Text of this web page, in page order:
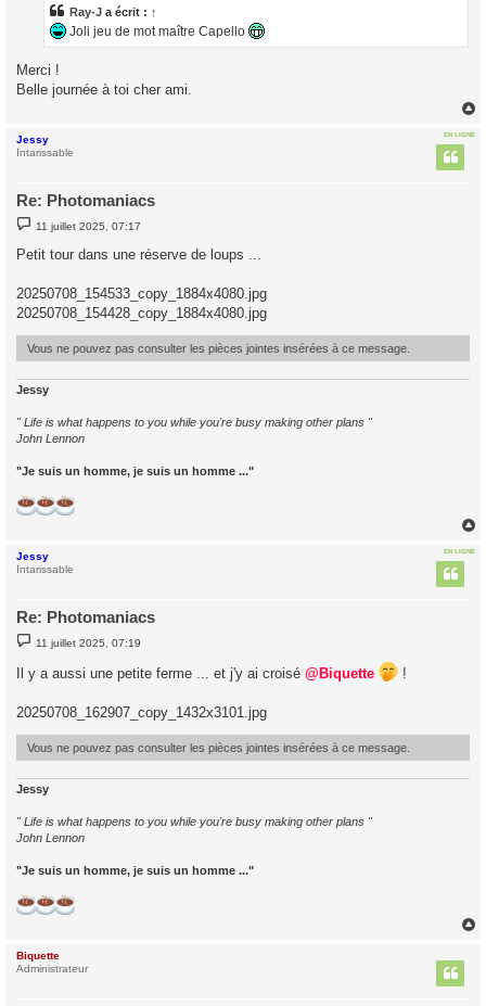
Ray-J a écrit : ↑
Joli jeu de mot maître Capello
Merci !
Belle journée à toi cher ami.
EN LIGNE
Jessy
Intarissable
Re: Photomaniacs
M
e
s
g
e
11 juillet 2025, 07:17
Petit tour dans une réserve de loups ...
20250708_154533_copy_1884x4080.jpg
20250708_154428_copy_1884x4080.jpg
Vous ne pouvez pas consulter les pièces jointes insérées à ce message.
Jessy
" Life is what happens to you while you're busy making other plans "
John Lennon
"Je suis un homme, je suis un homme ..."
EN LIGNE
Jessy
Intarissable
Re: Photomaniacs
M
e
s
e
11 juillet 2025, 07:19
Il y a aussi une petite ferme ... et j'y ai croisé @Biquette !
20250708_162907_copy_1432x3101.jpg
Vous ne pouvez pas consulter les pièces jointes insérées à ce message.
Jessy
" Life is what happens to you while you're busy making other plans "
John Lennon
"Je suis un homme, je suis un homme ..."
Biquette
Administrateur